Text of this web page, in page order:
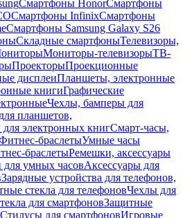
Смартфоны HonorСмартфоны
Смартфоны InfinixСмартфоны
Смартфоны Samsung Galaxy S26
Складные смартфоныТелевизоры,
Мониторы-телевизорыТВ-
ПроекторыПроекционные
дисплеиПланшеты, электронные
книгиГрафические
Чехлы, бамперы для
планшетов,
для электронных книгСмарт-часы,
браслетыУмные часы
браслетыРемешки, аксессуары
для умных часовАксессуары для
Зарядные устройства для телефонов,
стекла для телефоновЧехлы для
для смартфоновЗащитные
Стилусы для смартфоновИгровые